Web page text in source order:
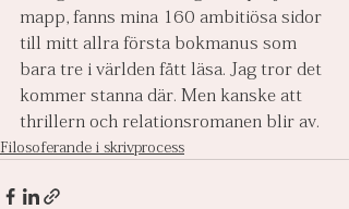
mapp, fanns mina 160 ambitiösa sidor
till mitt allra första bokmanus som
bara tre i världen fått läsa. Jag tror det
kommer stanna där. Men kanske att
thrillern och relationsromanen blir av.
Filosoferande i skrivprocess